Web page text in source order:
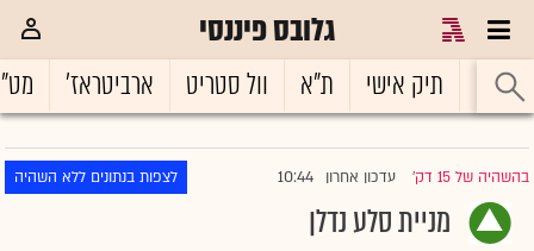
גלובס פיננסי
ראשי תיק אישי ת"א וול סטריט ארביטראז'
בהשהיה של 15 דק' |עדכון אחרון 10:44 לצפות בנתונים ללא השהיה
מניית סלע נדלן